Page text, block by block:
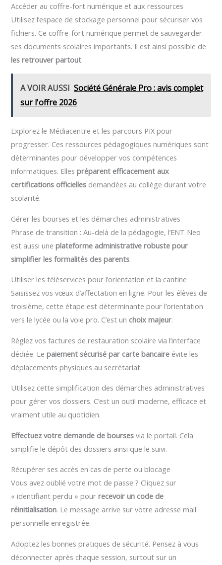
Accéder au coffre-fort numérique et aux ressources
Utilisez l’espace de stockage personnel pour sécuriser vos
fichiers. Ce coffre-fort numérique permet de sauvegarder
ses documents scolaires importants. Il est ainsi possible de
les retrouver partout.
A VOIR AUSSI Société Générale Pro : avis complet
sur l'offre 2026
Explorez le Médiacentre et les parcours PIX pour
progresser. Ces ressources pédagogiques numériques sont
déterminantes pour développer vos compétences
informatiques. Ellespréparent efficacement aux
certifications officielles demandées au collège durant votre
scolarité.
Gérer les bourses et les démarches administratives
Phrase de transition : Au-delà de la pédagogie, l’ENT Neo
est aussi uneplateforme administrative robuste pour
simplifier les formalités des parents.
Utiliser les téléservices pour l’orientation et la cantine
Saisissez vos vœux d’affectation en ligne. Pour les élèves de
troisième, cette étape est déterminante pour l’orientation
vers le lycée ou la voie pro. C’est un choix majeur.
Réglez vos factures de restauration scolaire via l’interface
dédiée. Lepaiement sécurisé par carte bancaire évite les
déplacements physiques au secrétariat.
Utilisez cette simplification des démarches administratives
pour gérer vos dossiers. C’est un outil moderne, efficace et
vraiment utile au quotidien.
Effectuez votre demande de bourses via le portail. Cela
simplifie le dépôt des dossiers ainsi que le suivi.
Récupérer ses accès en cas de perte ou blocage
Vous avez oublié votre mot de passe ? Cliquez sur
« identifiant perdu » pourrecevoir un code de
réinitialisation. Le message arrive sur votre adresse mail
personnelle enregistrée.
Adoptez les bonnes pratiques de sécurité. Pensez à vous
déconnecter après chaque session, surtout sur un